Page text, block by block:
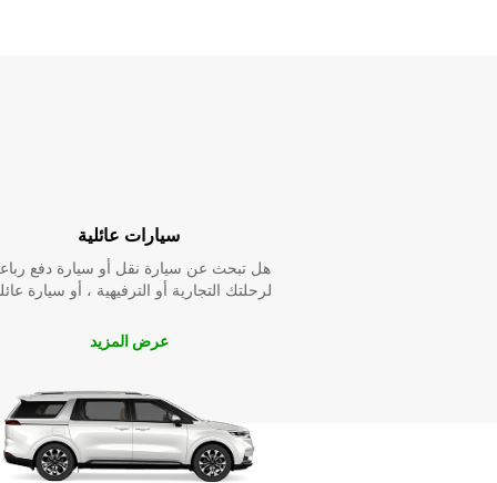
سيارات عائلية
هل تبحث عن سيارة نقل أو سيارة دفع
لرحلتك التجارية أو الترفيهية ، أو سيارة
عرض المزيد